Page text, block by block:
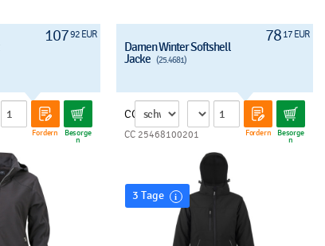
10792 EUR
Fordern Besorge
n
78 17 EUR
Damen Winter Softshell
Jacke (25.4681)
CC
Fordern Besorge
n
CC 25468100201
3 Tage